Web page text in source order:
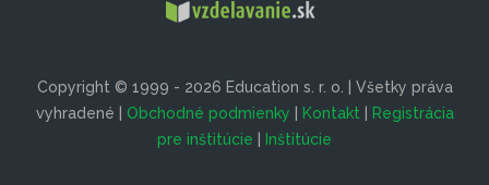
Copyright © 1999 - 2026 Education s. r. o. | Všetky práva
vyhradené | Obchodné podmienky Kontakt
Registrácia
pre inštitúcie
Inštitúcie